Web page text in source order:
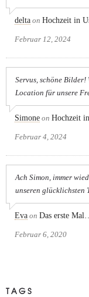
delta on Hochzeit in
Februar 12, 2024
Servus, schöne
Location für unsere
Simone on Hochzeit
Februar 4, 2024
Ach Simon, immer
unseren glücklichsten
Eva on Das erste Mal…
Februar 6, 2020
TAGS